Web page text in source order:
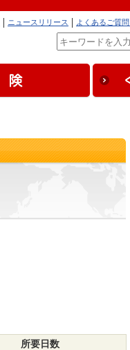
よくあるご質
ニュースリリース
所要日数